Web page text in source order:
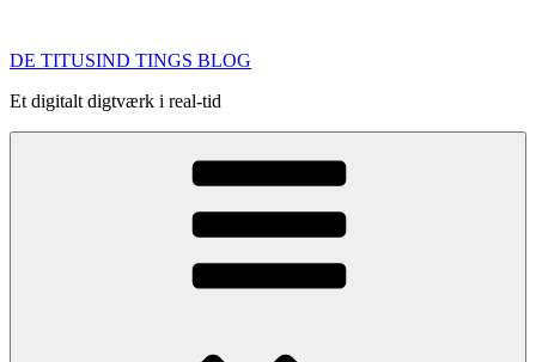
indhold
DE TITUSIND TINGS BLOG
Et digitalt digtværk i real-tid